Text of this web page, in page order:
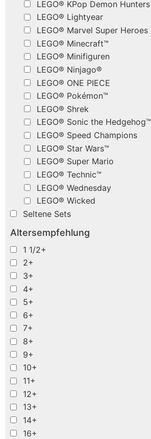
LEGO® KPop Demon Hunters
LEGO® Lightyear
LEGO® Marvel Super Heroes
LEGO® Minecraft™
LEGO® Minifiguren
LEGO® Ninjago®
LEGO® ONE PIECE
LEGO® Pokémon™
LEGO® Shrek
LEGO® Sonic the Hedgehog™
LEGO® Speed Champions
LEGO® Star Wars™
LEGO® Super Mario
LEGO® Technic™
LEGO® Wednesday
LEGO® Wicked
Seltene Sets
Altersempfehlung
1 1/2+
2+
3+
4+
5+
6+
7+
8+
9+
10+
11+
12+
13+
14+
16+